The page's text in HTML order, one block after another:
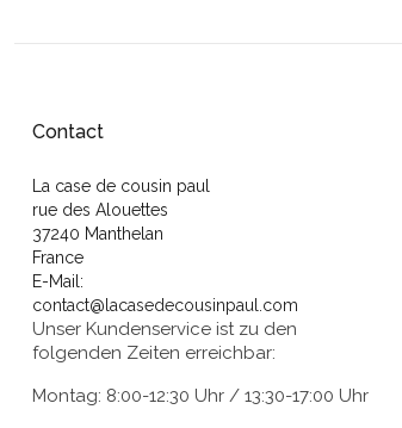
Contact
La case de cousin paul
rue des Alouettes
37240 Manthelan
France
E-Mail:
contact@lacasedecousinpaul.com
Unser Kundenservice ist zu den
folgenden Zeiten erreichbar:
Montag: 8:00-12:30 Uhr / 13:30-17:00 Uhr